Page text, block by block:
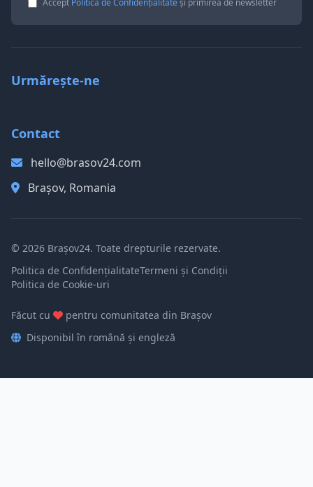
Accept Politica de Confidențialitateși primirea de newsletter
Urmărește-ne
Contact
hello@brasov24.com
Brașov, Romania
© 2026 Brașov24. Toate drepturile rezervate.
Politica de ConfidențialitateTermeni și Condiții
Politica de Cookie-uri
Făcut cu
pentru comunitatea din Brașov
Disponibil în română și engleză